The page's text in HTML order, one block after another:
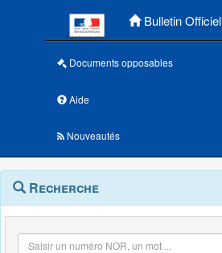
Bulletin Officiel
Documents opposables
Aide
Nouveautés
Navigation
outils
Menu
contextuel
Recherche